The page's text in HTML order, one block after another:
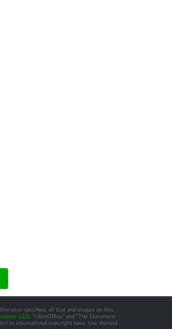
specified, all text and images on this
v2.0. “LibreOffice” and “The Document
to international copyright laws. Use thereof